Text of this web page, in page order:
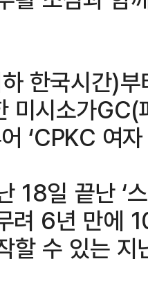
한국시간)
미시소가
‘CPKC 여자
18일 끝난 ‘
려 6년 만에
할 수 있는